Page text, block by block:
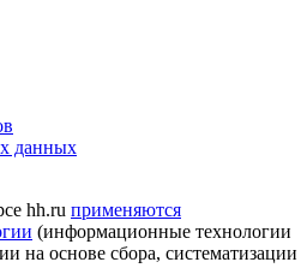
данных
hh.ru применяются
(информационные технологии
на основе сбора, систематизации